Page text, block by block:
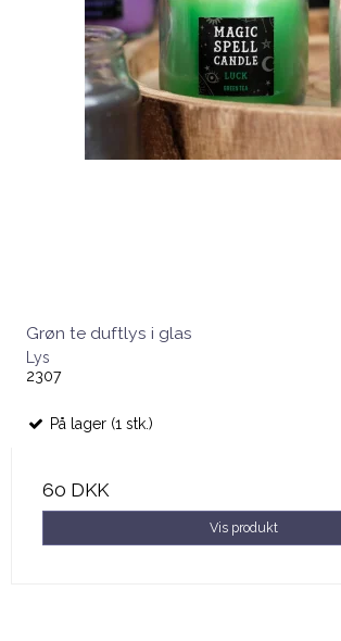
Grøn te duftlys i glas
Lys
2307
På lager (1 stk.)
60 DKK
Vis produkt